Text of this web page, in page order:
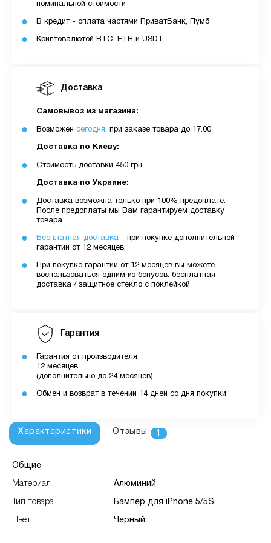
Доставка
Самовывоз из магазина:
Возможен сегодня, при заказе товара до 17.00
Доставка по Киеву:
Стоимость доставки 450 грн
Доставка по Украине:
Доставка возможна только при 100% предоплате.
После предоплаты мы Вам гарантируем доставку
товара.
Бесплатная доставка - при покупке дополнительной
гарантии от 12 месяцев.
При покупке гарантии от 12 месяцев вы можете
воспользоваться одним из бонусов: бесплатная
доставка / защитное стекло с поклейкой.
Гарантия
Гарантия от производителя
12 месяцев
(дополнительно до 24 месяцев)
Обмен и возврат в течении 14 дней со дня покупки
номинальной стоимости
В кредит - оплата частями ПриватБанк, Пумб
Криптовалютой BTC, ETH и USDT
Характеристики Отзывы 1
Общие
Материал Алюминий
Тип товара Бампер для iPhone 5/5S
Цвет Черный